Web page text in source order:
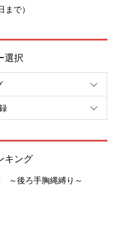
で）
選択
キング
～後ろ手胸縄縛り～